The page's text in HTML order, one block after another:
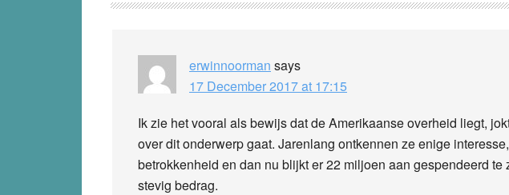
Interactions
erwinnoorman says
17 December 2017 at 17:15
Ik zie het vooral als bewijs dat de Amerikaanse overheid liegt,
over dit onderwerp gaat. Jarenlang ontkennen ze enige
betrokkenheid en dan nu blijkt er 22 miljoen aan gespendeerd te
stevig bedrag.